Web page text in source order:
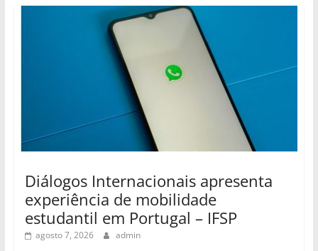
Diálogos Internacionais apresenta
experiência de mobilidade
estudantil em Portugal – IFSP
agosto 7, 2026 admin